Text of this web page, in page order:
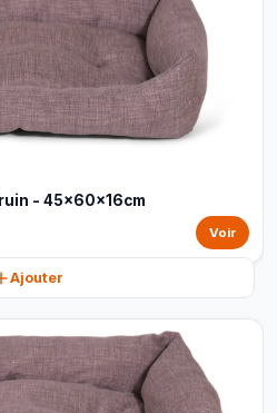
- 45x60x16cm
Voir
Ajouter